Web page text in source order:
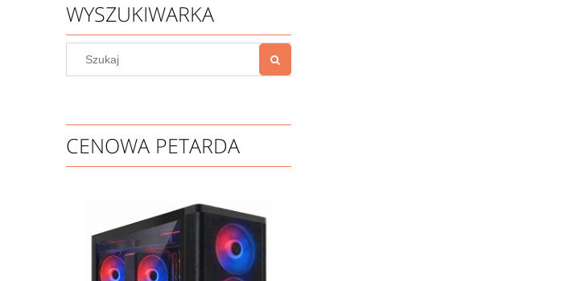
WYSZUKIWARKA
CENOWA PETARDA